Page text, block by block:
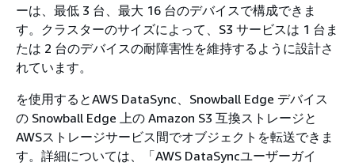
ーは、最低 3 台、最大 16 台のデバイスで構成できま
す。クラスターのサイズによって、S3 サービスは 1 台ま
たは 2 台のデバイスの耐障害性を維持するように設計さ
れています。
を使用するとAWS DataSync、Snowball Edge デバイス
の Snowball Edge 上の Amazon S3 互換ストレージと
AWSストレージサービス間でオブジェクトを転送できま
す。詳細については、「AWS DataSyncユーザーガイ